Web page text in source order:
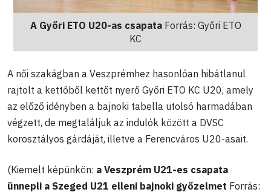
A Győri ETO U20-as csapata Forrás: Győri ETO
KC
A női szakágban a Veszprémhez hasonlóan hibátlanul
rajtolt a kettőből kettőt nyerő Győri ETO KC U20, amely
az előző idényben a bajnoki tabella utolsó harmadában
végzett, de megtaláljuk az indulók között a DVSC
korosztályos gárdáját, illetve a Ferencváros U20-asait.
(Kiemelt képünkön: a Veszprém U21-es csapata
ünnepli a Szeged U21 elleni bajnoki győzelmet Forrás: